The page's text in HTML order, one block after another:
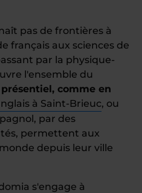
pas de frontières à
français aux sciences de
par la physique-
l'ensemble du
comme en
à Saint-Brieuc, ou
par des
permettent aux
depuis leur ville
s'engage à